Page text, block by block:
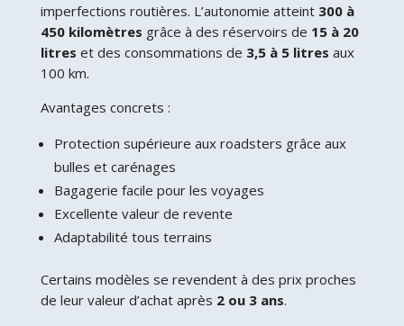
imperfections routières. L’autonomie atteint 300 à
450 kilomètres grâce à des réservoirs de 15 à 20
litres et des consommations de 3,5 à 5 litres aux
100 km.
Avantages concrets :
Protection supérieure aux roadsters grâce aux
bulles et carénages
Bagagerie facile pour les voyages
Excellente valeur de revente
Adaptabilité tous terrains
Certains modèles se revendent à des prix proches
de leur valeur d’achat après 2 ou 3 ans.